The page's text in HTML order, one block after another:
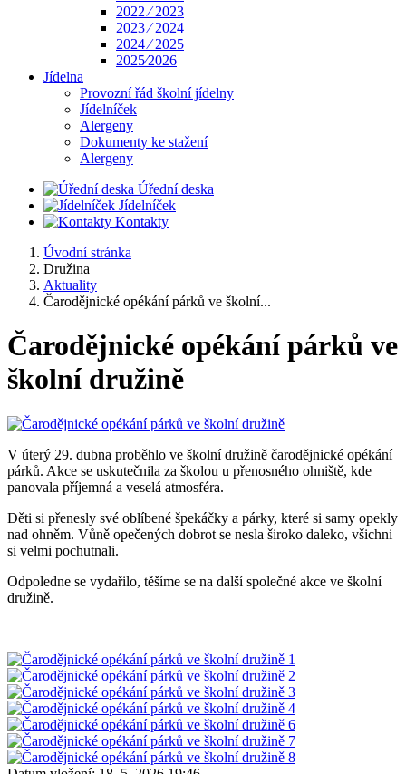
2022 ⁄ 2023
2023 ⁄ 2024
2024 ⁄ 2025
2025⁄2026
Jídelna
Provozní řád školní jídelny
Jídelníček
Alergeny
Dokumenty ke stažení
Alergeny
Úřední deska
Jídelníček
Kontakty
Úvodní stránka
Družina
Aktuality
Čarodějnické opékání párků ve školní...
Čarodějnické opékání párků ve
školní družině
V úterý 29. dubna proběhlo ve školní družině čarodějnické opékání
párků. Akce se uskutečnila za školou u přenosného ohniště, kde
panovala příjemná a veselá atmosféra.
Děti si přenesly své oblíbené špekáčky a párky, které si samy opekly
nad ohněm. Vůně opečených dobrot se nesla široko daleko, všichni
si velmi pochutnali.
Odpoledne se vydařilo, těšíme se na další společné akce ve školní
družině.